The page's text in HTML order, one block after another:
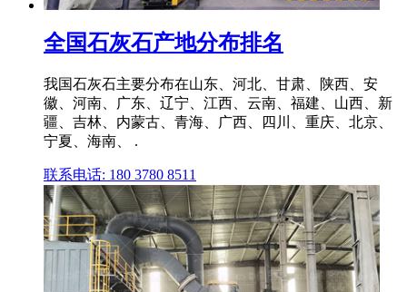
全国石灰石产地分布排名
我国石灰石主要分布在山东、河北、甘肃、陕西、安
徽、河南、广东、辽宁、江西、云南、福建、山西、新
疆、吉林、内蒙古、青海、广西、四川、重庆、北京、
宁夏、海南、 .
联系电话: 180 3780 8511